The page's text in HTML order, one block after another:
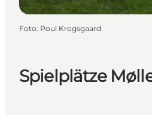
Spielplätze
Foto: Poul Krogsgaard